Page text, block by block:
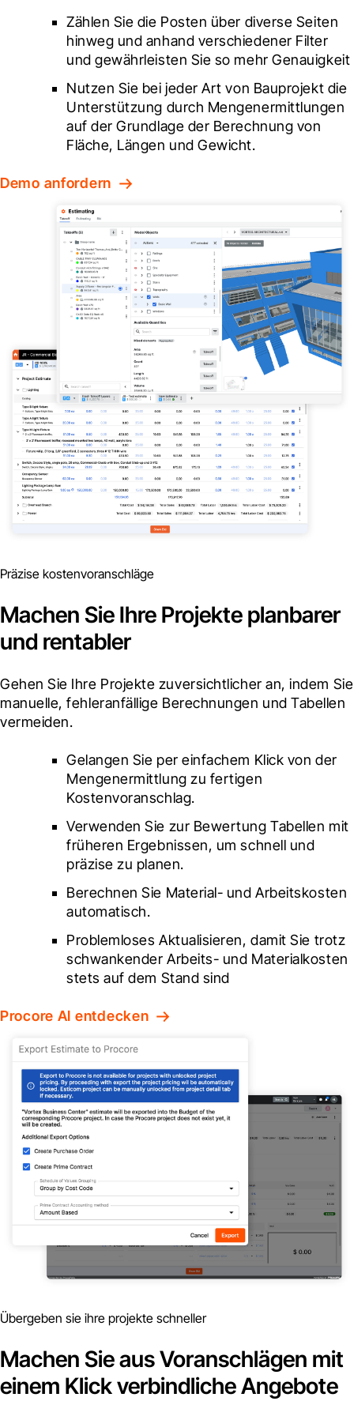
Zählen Sie die Posten über diverse Seiten
hinweg und anhand verschiedener Filter
und gewährleisten Sie so mehr Genauigkeit
Nutzen Sie bei jeder Art von Bauprojekt die
Unterstützung durch Mengenermittlungen
auf der Grundlage der Berechnung von
Fläche, Längen und Gewicht.
Demo anfordern
Präzise kostenvoranschläge
Machen Sie Ihre Projekte planbarer
und rentabler
Gehen Sie Ihre Projekte zuversichtlicher an, indem Sie
manuelle, fehleranfällige Berechnungen und Tabellen
vermeiden.
Gelangen Sie per einfachem Klick von der
Mengenermittlung zu fertigen
Kostenvoranschlag.
Verwenden Sie zur Bewertung Tabellen mit
früheren Ergebnissen, um schnell und
präzise zu planen.
Berechnen Sie Material- und Arbeitskosten
automatisch.
Problemloses Aktualisieren, damit Sie trotz
schwankender Arbeits- und Materialkosten
stets auf dem Stand sind
Procore AI entdecken
Übergeben sie ihre projekte schneller
Machen Sie aus Voranschlägen mit
einem Klick verbindliche Angebote